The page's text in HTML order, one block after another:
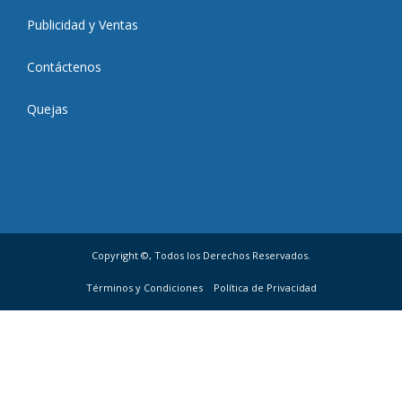
Publicidad y Ventas
Contáctenos
Quejas
Copyright ©, Todos los Derechos Reservados.
Términos y Condiciones Política de Privacidad